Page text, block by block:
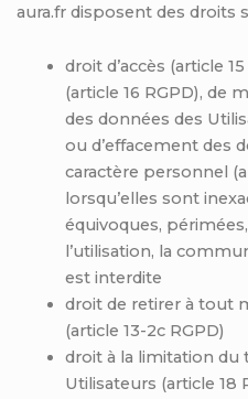
aura.fr disposent des droits
droit d’accès (article
(article 16 RGPD), de
des données des
ou d’effacement des
caractère personnel
lorsqu’elles sont
équivoques,
l’utilisation, la
est interdite
droit de retirer à tout
(article 13-2c RGPD)
droit à la limitation du
Utilisateurs (article 18